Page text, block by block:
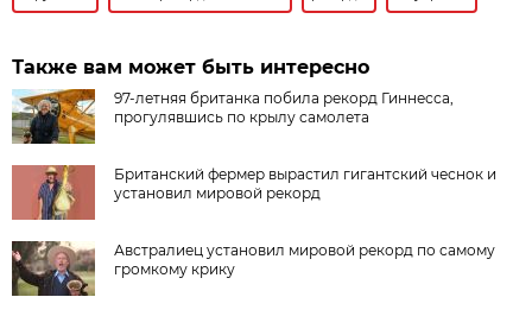
Также вам может быть интересно
97-летняя британка побила рекорд Гиннесса,
прогулявшись по крылу самолета
Британский фермер вырастил гигантский чеснок и
установил мировой рекорд
Австралиец установил мировой рекорд по самому
громкому крику